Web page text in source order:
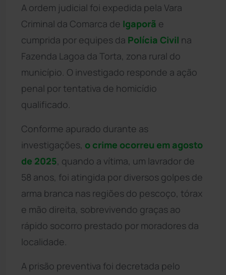
A ordem judicial foi expedida pela Vara
Criminal da Comarca de Igaporã e
cumprida por equipes da Polícia Civil na
Fazenda Lagoa da Torta, zona rural do
município. O investigado responde a ação
penal por tentativa de homicídio
qualificado.
Conforme apurado durante as
investigações, o crime ocorreu em agosto
de 2025, quando a vítima, um lavrador de
58 anos, foi atingida por diversos golpes de
arma branca nas regiões do pescoço, tórax
e mão direita, sobrevivendo graças ao
rápido socorro prestado por moradores da
localidade.
A prisão preventiva foi decretada pelo